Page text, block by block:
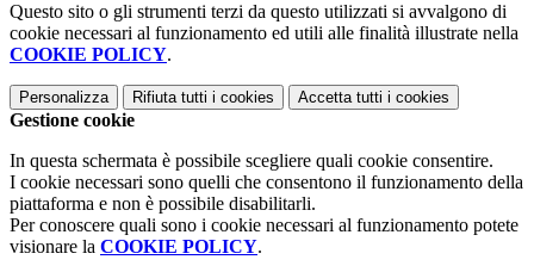
Questo sito o gli strumenti terzi da questo utilizzati si avvalgono di
cookie necessari al funzionamento ed utili alle finalità illustrate nella
COOKIE POLICY.
Personalizza Rifiuta tutti i cookies Accetta tutti i cookies
Gestione cookie
In questa schermata è possibile scegliere quali cookie consentire.
I cookie necessari sono quelli che consentono il funzionamento della
piattaforma e non è possibile disabilitarli.
Per conoscere quali sono i cookie necessari al funzionamento potete
visionare la COOKIE POLICY.